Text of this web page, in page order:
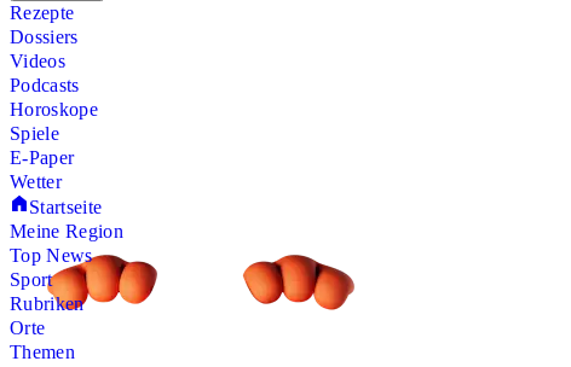
Rezepte
Dossiers
Videos
Podcasts
Horoskope
Spiele
E-Paper
Wetter
Startseite
Meine Region
Top News
Sport
Rubriken
Orte
Themen